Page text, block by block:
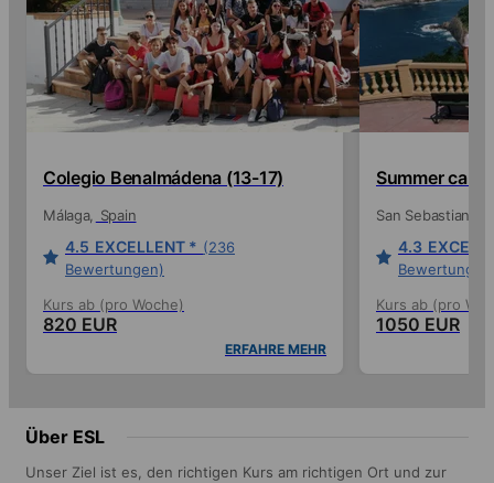
Colegio Benalmádena (13-17)
Málaga Spain
4.5 EXCELLENT * (236
Bewertungen)
Kurs ab (pro Woche)
820 EUR
ERFAHRE MEHR
Summer
San Sebastian
4.3
Kurs ab (pro
1050 EUR
Über ESL
Unser Ziel ist es, den richtigen Kurs am richtigen Ort und zur